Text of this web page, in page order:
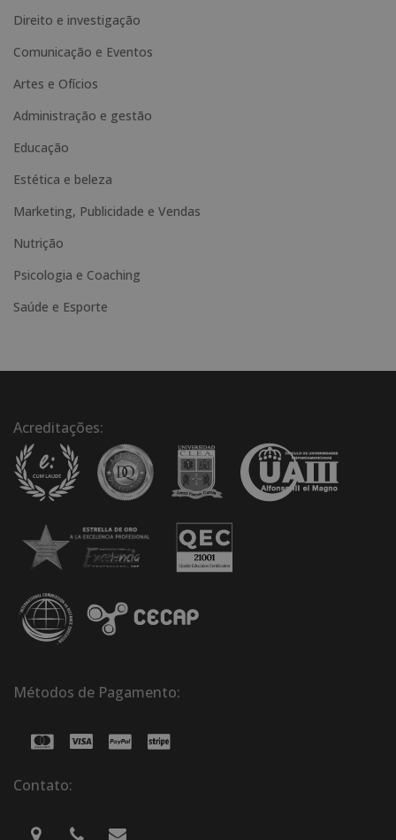
e
r
n
i
v
e
Direito e investigação
Comunicação e Eventos
Artes e Ofícios
Administração e gestão
Educação
Estética e beleza
Marketing, Publicidade e Vendas
Nutrição
Psicologia e Coaching
Saúde e Esporte
Acreditações:
Métodos de Pagamento:
Contato: